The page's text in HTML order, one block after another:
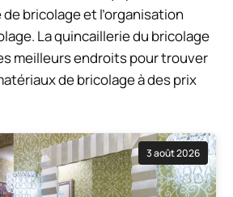
bricolage et l’organisation
La quincaillerie du bricolage
meilleurs endroits pour trouver
de bricolage à des prix
3 août 2026